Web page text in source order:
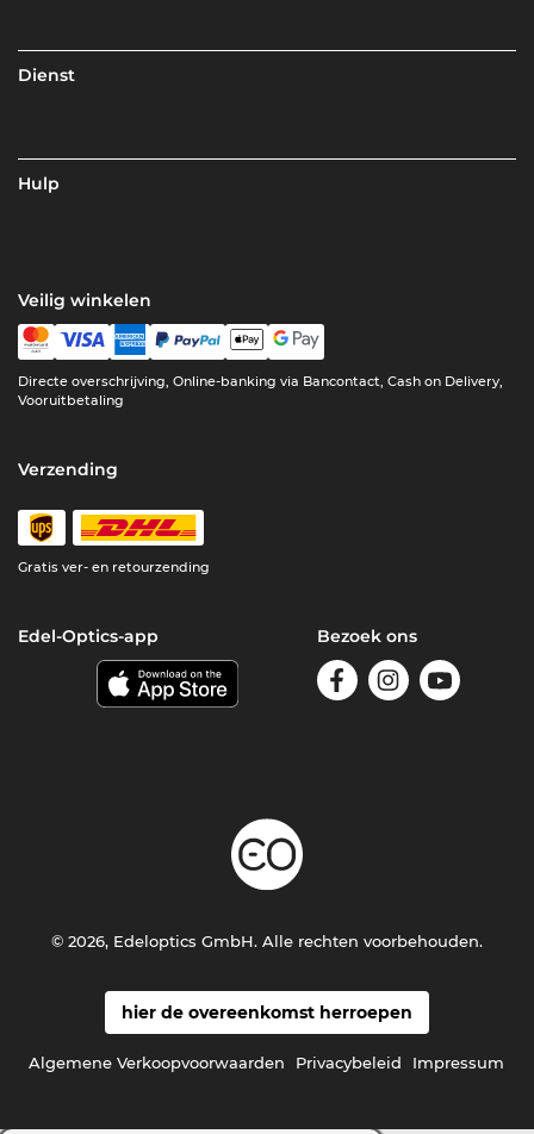
Dienst
Hulp
Veilig winkelen
Directe overschrijving, Online-banking via Bancontact, Cash on Delivery,
Vooruitbetaling
Verzending
Gratis ver- en retourzending
Edel-Optics-app Bezoek ons
hier de overeenkomst herroepen
Algemene Verkoopvoorwaarden Privacybeleid Impressum
© 2026, Edeloptics GmbH. Alle rechten voorbehouden.